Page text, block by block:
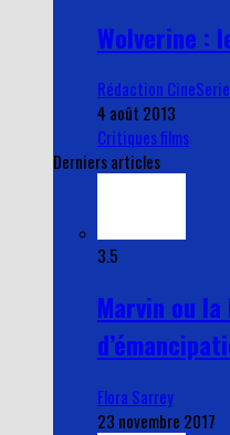
Wolverine :
Rédaction
4 août 2013
Critiques films
Derniers articles
3.5
Marvin ou
Flora Sarrey
23 novembre 2017